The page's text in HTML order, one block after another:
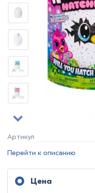
Артикул
Перейти к описанию
Цена